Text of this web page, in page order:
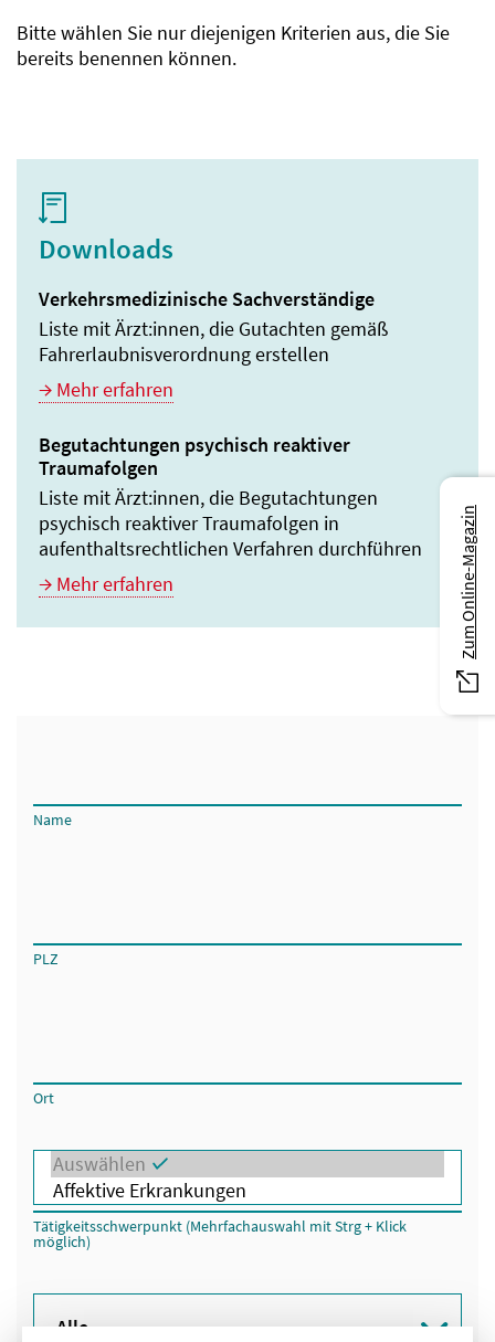
Bitte wählen Sie nur diejenigen Kriterien aus, die Sie
bereits benennen können.
Downloads
Verkehrsmedizinische Sachverständige
Liste mit Ärzt:innen, die Gutachten gemäß
Fahrerlaubnisverordnung erstellen
Mehr erfahren
Begutachtungen psychisch reaktiver
Traumafolgen
Liste mit Ärzt:innen, die Begutachtungen
psychisch reaktiver Traumafolgen in
aufenthaltsrechtlichen Verfahren durchführen
Mehr erfahren
Name
PLZ
Ort
Tätigkeitsschwerpunkt (Mehrfachauswahl mit Strg + Klick
möglich)
Zum Online-Magazin